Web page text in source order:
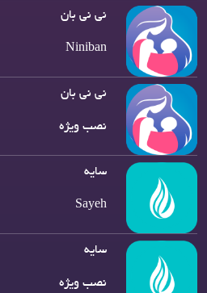
نی نی بان
Niniban
نی نی بان
نصب ویژه
سایه
Sayeh
سایه
نصب ویژه